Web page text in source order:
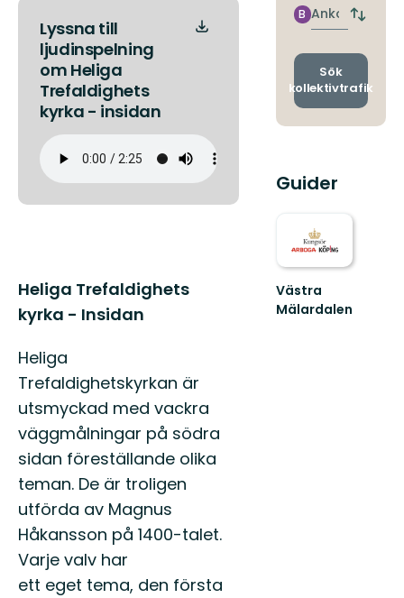
Lyssna till
ljudinspelning
om Heliga
Trefaldighets
kyrka - insidan
Beskrivning
Heliga Trefaldighets
kyrka - Insidan
Heliga
Trefaldighetskyrkan är
utsmyckad med vackra
väggmålningar på södra
sidan föreställande olika
teman. De är troligen
utförda av Magnus
Håkansson på 1400-talet.
Varje valv har
ett eget tema, den första
Ankomst
B
Byt
och
Sök
kollektivtrafik
Guider
Västra
Mälardalen